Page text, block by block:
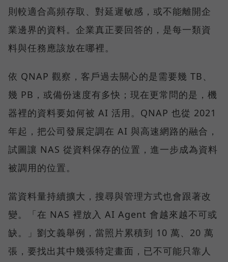
則較適合高頻存取、對延遲敏感，或不能離開企
業邊界的資料。企業真正要回答的，是每一類資
料與任務應該放在哪裡。
依 QNAP 觀察，客戶過去關心的是需要幾 TB、
幾 PB，或備份速度有多快；現在更常問的是，機
器裡的資料要如何被 AI 活用。QNAP 也從 2021
年起，把公司發展定調在 AI 與高速網路的融合，
試圖讓 NAS 從資料保存的位置，進一步成為資料
被調用的位置。
當資料量持續擴大，搜尋與管理方式也會跟著改
變。「在 NAS 裡放入 AI Agent 會越來越不可或
缺。」劉文義舉例，當照片累積到 10 萬、20 萬
張，要找出其中幾張特定畫面，已不可能只靠人